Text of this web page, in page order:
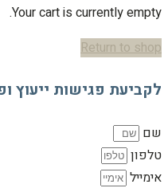
Your cart is currently empty.
Return to shop
לקביעת פגישות ייעוץ
שם
טלפון
אימייל